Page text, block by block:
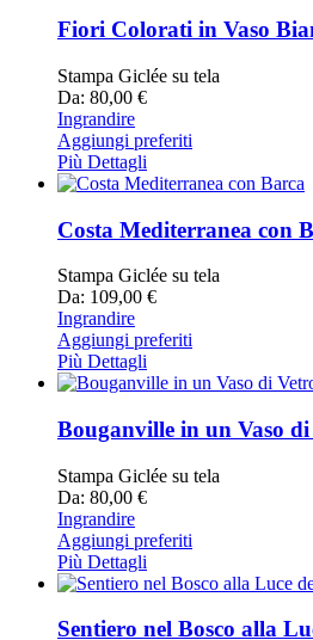
Fiori Colorati in Vaso
Stampa Giclée su tela
Da: 80,00 €
Ingrandire
Aggiungi preferiti
Più Dettagli
Costa Mediterranea con
Stampa Giclée su tela
Da: 109,00 €
Ingrandire
Aggiungi preferiti
Più Dettagli
Bouganville in un Vaso di
Stampa Giclée su tela
Da: 80,00 €
Ingrandire
Aggiungi preferiti
Più Dettagli
Sentiero nel Bosco alla